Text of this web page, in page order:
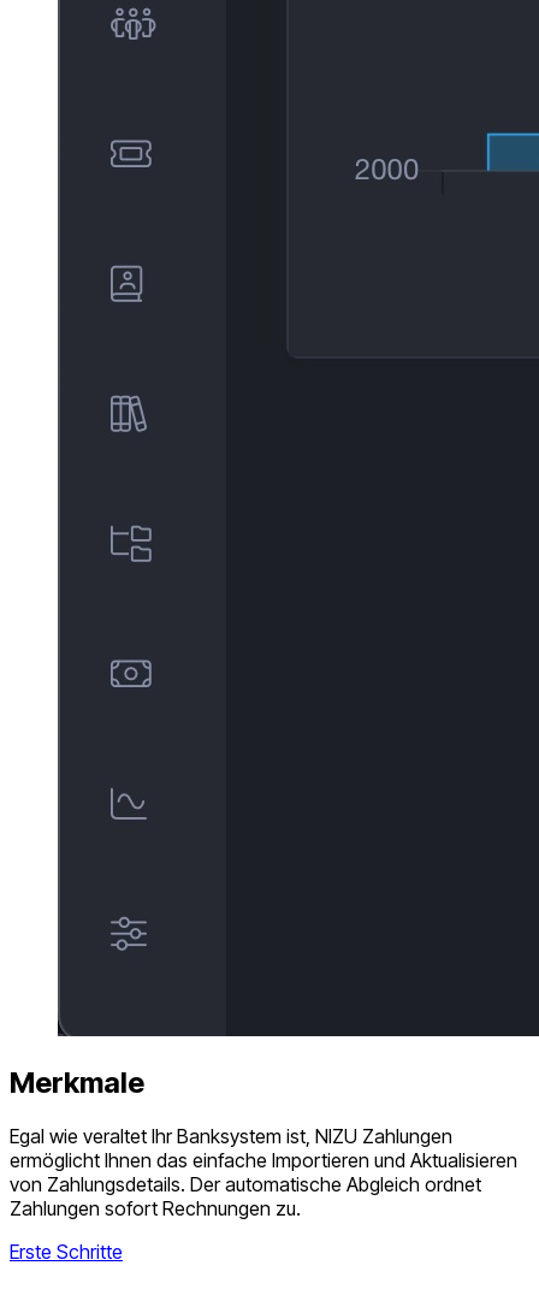
Merkmale
Egal wie veraltet Ihr Banksystem ist, NIZU Zahlungen
ermöglicht Ihnen das einfache Importieren und Aktualisieren
von Zahlungsdetails. Der automatische Abgleich ordnet
Zahlungen sofort Rechnungen zu.
Erste Schritte